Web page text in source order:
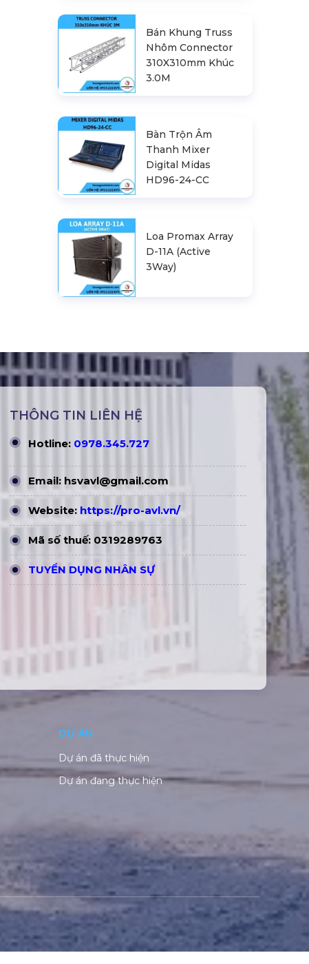
Bán Khung Truss
Nhôm Connector
310X310mm Khúc
3.0M
Bàn Trộn Âm
Thanh Mixer
Digital Midas
HD96-24-CC
Loa Promax Array
D-11A (Active
3Way)
THÔNG TIN LIÊN HỆ
Hotline: 0978.345.727
Email: hsvavl@gmail.com
Website: https://pro-avl.vn/
Mã số thuế: 0319289763
TUYỂN DỤNG NHÂN SỰ
DỰ ÁN
Dự án đã thực hiện
Dự án đang thực hiện